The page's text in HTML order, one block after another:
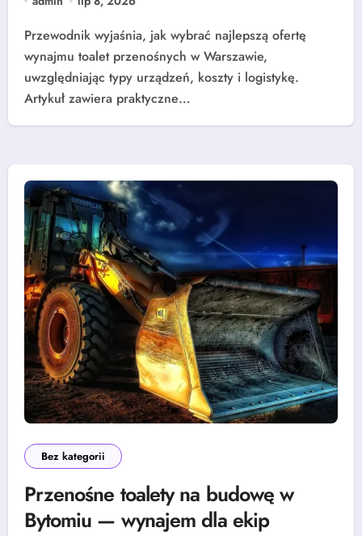
Przewodnik wyjaśnia, jak wybrać najlepszą ofertę
wynajmu toalet przenośnych w Warszawie,
uwzględniając typy urządzeń, koszty i logistykę.
Artykuł zawiera praktyczne…
Bez kategorii
Przenośne toalety na budowę w
Bytomiu — wynajem dla ekip